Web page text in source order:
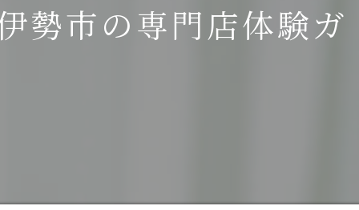
アトピー勢市の専門店体験ガ